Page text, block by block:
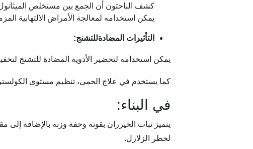
كشف الباحثون أن الجمع بين مستخلص الميثانول
يمكن استخدامه لمعالجة الأمراض الالتهابية
التأثيرات المضادةللتشنج:
يمكن استخدامه لتحضير الأدوية المضادة للتشنج
كما يستخدم في علاج الحمى، تنظيم مستوى
في البناء:
يتميز نبات الخيزران بقوته وخفة وزنه بالإضافة إلى
لخطر الزلازل.